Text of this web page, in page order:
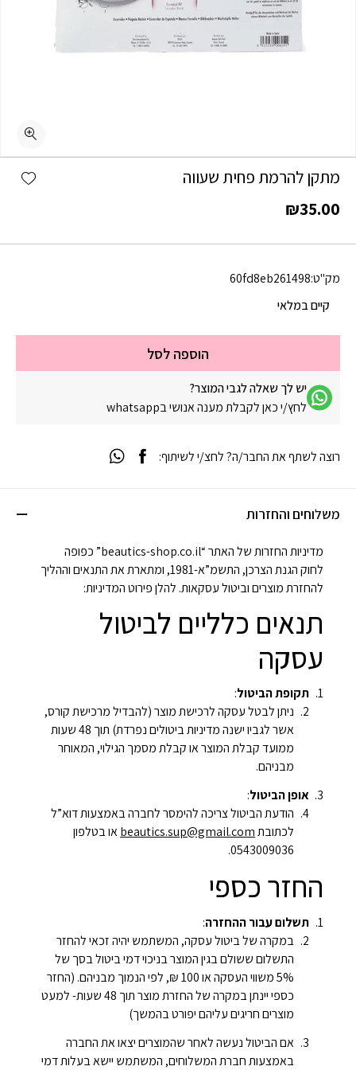
מתקן להרמת פחית שעווה
₪35.00
מק"ט:60fd8eb261498
קיים במלאי
הוספה לסל
יש לך שאלה לגבי המוצר?
לחץ/י כאן לקבלת מענה אנושי בwhatsapp
משלוחים והחזרות
מדיניות החזרות של האתר “beautics-shop.co.il” כפופה
לחוק הגנת הצרכן, התשמ”א-1981, ומתארת את התנאים וההליך
להחזרת מוצרים וביטול עסקאות. להלן פירוט המדיניות:
תנאים כלליים לביטול
עסקה
תקופת הביטול:
ניתן לבטל עסקה לרכישת מוצר (להבדיל מרכישת קורס,
אשר לגביו ישנה מדיניות ביטולים נפרדת) תוך 48 שעות
ממועד קבלת המוצר או קבלת מסמך הגילוי, המאוחר
מבניהם.
אופן הביטול:
הודעת הביטול צריכה להימסר לחברה באמצעות דוא”ל
לכתובתbeautics.sup@gmail.comאו בטלפון
0543009036.
החזר כספי
תשלום עבור ההחזרה:
במקרה של ביטול עסקה, המשתמש יהיה זכאי להחזר
התשלום ששולם בגין המוצר בניכוי דמי ביטול בסך של
5% משווי העסקה או 100 ₪, לפי הנמוך מבניהם. (החזר
כספי יינתן במקרה של החזרת מוצר תוך 48 שעות- למעט
מוצרים חריגים עליהם יפורט בהמשך)
אם הביטול נעשה לאחר שהמוצרים יצאו את החברה
באמצעות חברת המשלוחים, המשתמש יישא בעלות דמי
רוצה לשתף את החבר/ה? לחצ/י לשיתוף: